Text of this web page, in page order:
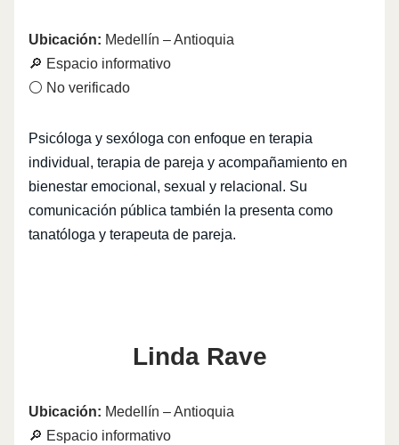
Ubicación: Medellín – Antioquia
🔎 Espacio informativo
⚪ No verificado
Psicóloga y sexóloga con enfoque en terapia
individual, terapia de pareja y acompañamiento en
bienestar emocional, sexual y relacional. Su
comunicación pública también la presenta como
tanatóloga y terapeuta de pareja.
Linda Rave
Ubicación: Medellín – Antioquia
🔎 Espacio informativo